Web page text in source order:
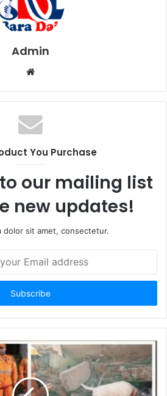
Admin
b
s
i
e
You Purchase
our mailing list
new updates!
dolor sit amet, consectetur.